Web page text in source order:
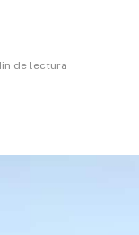
de lectura